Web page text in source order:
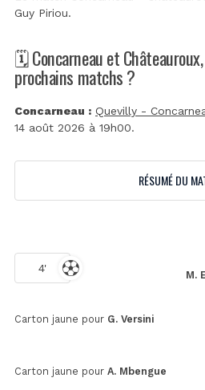
Guy Piriou.
🗓️ Concarneau et
prochains matchs ?
Concarneau : Quevilly -
14 août 2026 à 19h00.
RÉSUMÉ DU
4'
M.
Carton jaune pour G. Versini
Carton jaune pour A. Mbengue